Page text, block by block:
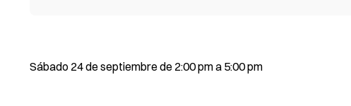
Sábado 24 de septiembre de 2:00 pm a 5:00 pm